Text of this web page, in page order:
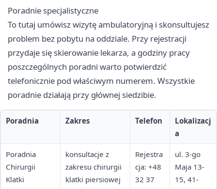
Poradnie specjalistyczne
To tutaj umówisz wizytę ambulatoryjną i skonsultujesz
problem bez pobytu na oddziale. Przy rejestracji
przydaje się skierowanie lekarza, a godziny pracy
poszczególnych poradni warto potwierdzić
telefonicznie pod właściwym numerem. Wszystkie
poradnie działają przy głównej siedzibie.
Poradnia Zakres Telefon
Lokalizacj
a
Poradnia
Chirurgii
Klatki
konsultacje z
zakresu chirurgii
klatki piersiowej
Rejestra
cja: +48
32 37
ul. 3-go
Maja 13-
15, 41-